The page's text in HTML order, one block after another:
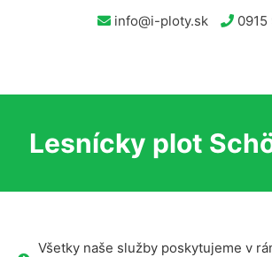
info@i-ploty.sk 0915
Lesnícky plot
Všetky naše služby poskytujeme v